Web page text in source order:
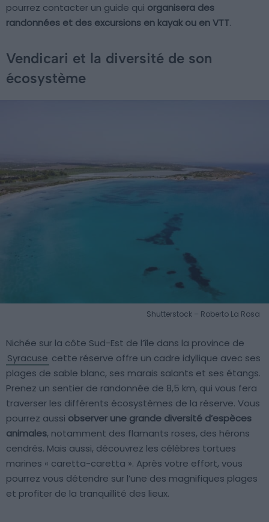
pourrez contacter un guide qui organisera des
randonnées et des excursions en kayak ou en VTT.
Vendicari et la diversité de son
écosystème
Shutterstock – Roberto La Rosa
Nichée sur la côte Sud-Est de l’île dans la province de
Syracuse cette réserve offre un cadre idyllique avec ses
plages de sable blanc, ses marais salants et ses étangs.
Prenez un sentier de randonnée de 8,5 km, qui vous fera
traverser les différents écosystèmes de la réserve. Vous
pourrez aussi observer une grande diversité d’espèces
animales, notamment des flamants roses, des hérons
cendrés. Mais aussi, découvrez les célèbres tortues
marines « caretta-caretta ». Après votre effort, vous
pourrez vous détendre sur l’une des magnifiques plages
et profiter de la tranquillité des lieux.